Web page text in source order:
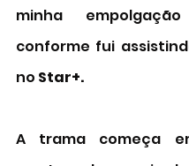
minha
conforme fui
no Star+.
A trama começa